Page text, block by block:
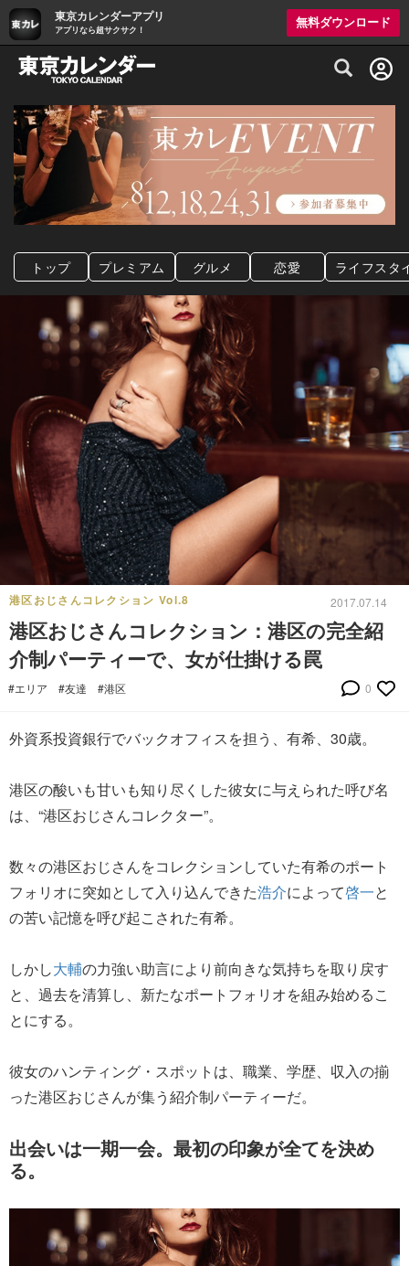
東京カレンダーアプリ
アプリなら超サクサク！
無料ダウンロード
グルメ情報・プレミアムレストラン予約
トップ プレミアム グルメ 恋愛 ライフスタ
港区おじさんコレクション Vol.8 2017.07.14
港区おじさんコレクション：港区の完全紹
介制パーティーで、女が仕掛ける罠
#エリア #友達 #港区 0
外資系投資銀行でバックオフィスを担う、有希、30歳。
港区の酸いも甘いも知り尽くした彼女に与えられた呼び名
は、“港区おじさんコレクター”。
数々の港区おじさんをコレクションしていた有希のポート
フォリオに突如として入り込んできた浩介によって啓一と
の苦い記憶を呼び起こされた有希。
しかし大輔の力強い助言により前向きな気持ちを取り戻す
と、過去を清算し、新たなポートフォリオを組み始めるこ
とにする。
彼女のハンティング・スポットは、職業、学歴、収入の揃
った港区おじさんが集う紹介制パーティーだ。
出会いは一期一会。最初の印象が全てを決め
る。